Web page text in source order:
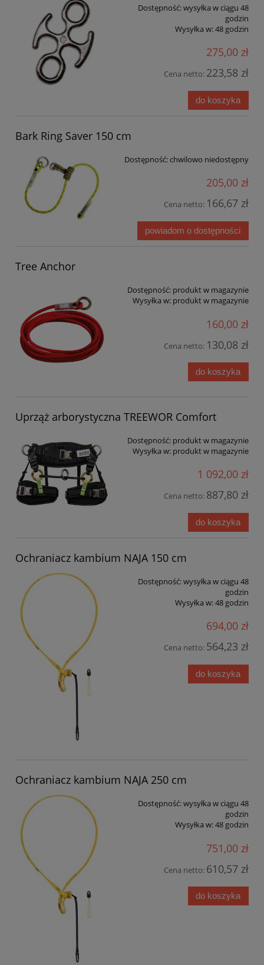
Dostępność:wysyłka w ciągu 48
godzin
Wysyłka w:48 godzin
275,00 zł
Cena netto: 223,58 zł
do koszyka
Bark Ring Saver 150 cm
Dostępność:chwilowo niedostępny
205,00 zł
Cena netto: 166,67 zł
powiadom o dostępności
Tree Anchor
Dostępność: produkt w magazynie
Wysyłka w: produkt w magazynie
160,00 zł
Cena netto: 130,08 zł
do koszyka
Uprząż arborystyczna TREEWOR Comfort
Dostępność: produkt w magazynie
Wysyłka w: produkt w magazynie
1 092,00 zł
Cena netto: 887,80 zł
do koszyka
Ochraniacz kambium NAJA 150 cm
Dostępność:wysyłka w ciągu 48
godzin
Wysyłka w:48 godzin
694,00 zł
Cena netto: 564,23 zł
do koszyka
Ochraniacz kambium NAJA 250 cm
Dostępność:wysyłka w ciągu 48
godzin
Wysyłka w:48 godzin
751,00 zł
Cena netto: 610,57 zł
do koszyka